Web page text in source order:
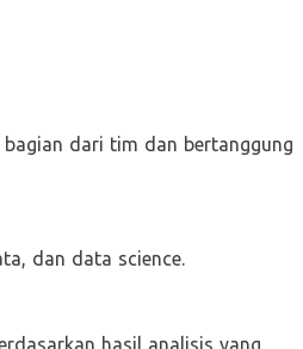
dari tim dan bertanggung
dan data science.
hasil analisis yang